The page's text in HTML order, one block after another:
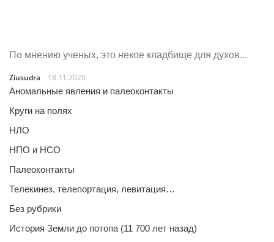
По мнению ученых, это некое кладбище для духов...
Ziusudra
18.11.2020
Аномальные явления и палеоконтакты
Круги на полях
НЛО
НПО и НСО
Палеоконтакты
Телекинез, телепортация, левитация…
Без рубрики
История Земли до потопа (11 700 лет назад)